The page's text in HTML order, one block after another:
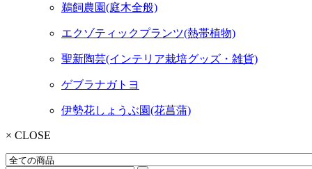
鵜飼農園(庭木全般)
エクゾティックプランツ(熱帯植物)
聖新陶芸(インテリア栽培グッズ・雑貨)
ゲブラナガトヨ
伊勢花しょうぶ園(花菖蒲)
× CLOSE